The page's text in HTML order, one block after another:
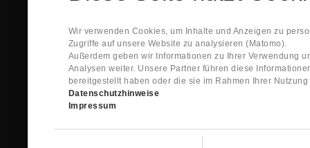
Wir verwenden Cookies, um Inhalte und Anzeigen zu
Zugriffe auf unsere Website zu analysieren (Matomo).
Außerdem geben wir Informationen zu Ihrer Verwendung
Analysen weiter. Unsere Partner führen diese
bereitgestellt haben oder die sie im Rahmen Ihrer
Datenschutzhinweise
Impressum